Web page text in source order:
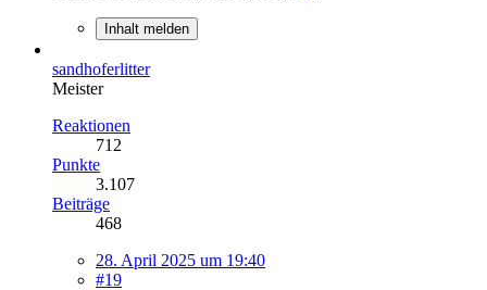
Inhalt melden
sandhoferlitter
Meister
Reaktionen
712
Punkte
3.107
Beiträge
468
28. April 2025 um 19:40
#19